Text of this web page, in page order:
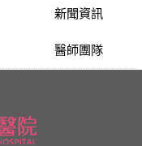
新聞資訊
醫師團隊